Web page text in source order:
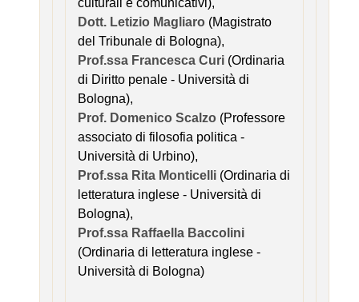
culturali e comunicativi),
Dott. Letizio Magliaro (Magistrato
del Tribunale di Bologna),
Prof.ssa Francesca Curi (Ordinaria
di Diritto penale - Università di
Bologna),
Prof. Domenico Scalzo (Professore
associato di filosofia politica -
Università di Urbino),
Prof.ssa Rita Monticelli (Ordinaria di
letteratura inglese - Università di
Bologna),
Prof.ssa Raffaella Baccolini
(Ordinaria di letteratura inglese -
Università di Bologna)